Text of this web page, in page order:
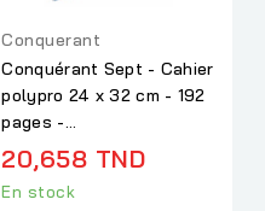
Conquerant
Conquérant Sept - Cahier
polypro 24 x 32 cm - 192
pages -...
20,658 TND
En stock